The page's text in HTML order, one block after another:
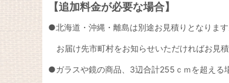
【追加料金が必要な場合】
●北海道・沖縄・離島は別途お見積りとなります
お届け先市町村をお知らせいただければお見積
●ガラスや鏡の商品、3辺合計255ｃｍを超える